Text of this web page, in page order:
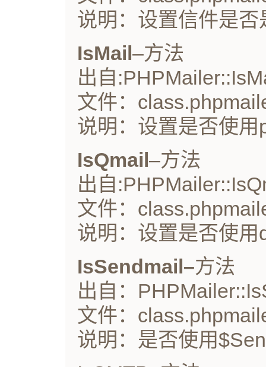
说明：设置信件是
IsMail–方法
出自
文件：
说明：设置是否使
IsQmail–方法
出自
文件：
说明：设置是否使
IsSendmail–方法
出自：
文件：
说明：是否使用